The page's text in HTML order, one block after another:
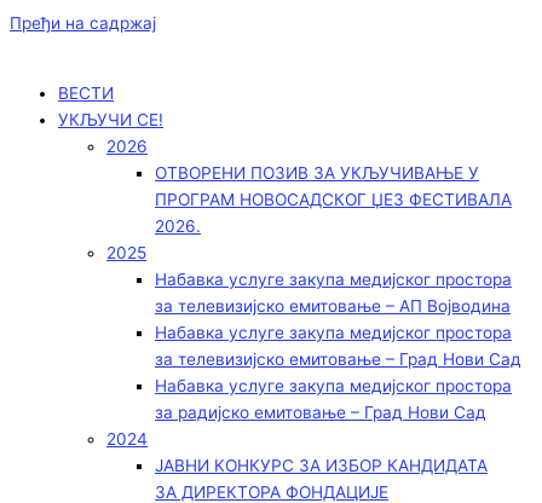
Пређи на садржај
ВЕСТИ
УКЉУЧИ СЕ!
2026
ОТВОРЕНИ ПОЗИВ ЗА УКЉУЧИВАЊЕ У
ПРОГРАМ НОВОСАДСКОГ ЏЕЗ ФЕСТИВАЛА
2026.
2025
Набавка услуге закупа медијског простора
за телевизијско емитовање – АП Војводинa
Набавка услуге закупа медијског простора
за телевизијско емитовање – Град Нови Сад
Набавка услуге закупа медијског простора
за радијско емитовање – Град Нови Сад
2024
ЈАВНИ КОНКУРС ЗА ИЗБОР КАНДИДАТА
ЗА ДИРЕКТОРА ФОНДАЦИЈЕ